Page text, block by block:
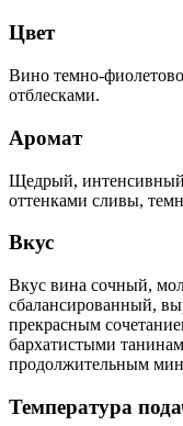
Цвет
Вино темно-
отблесками.
Аромат
Щедрый, интенсивный,
оттенками сливы,
Вкус
Вкус вина сочный,
сбалансированный,
прекрасным
бархатистыми
продолжительным
Температура